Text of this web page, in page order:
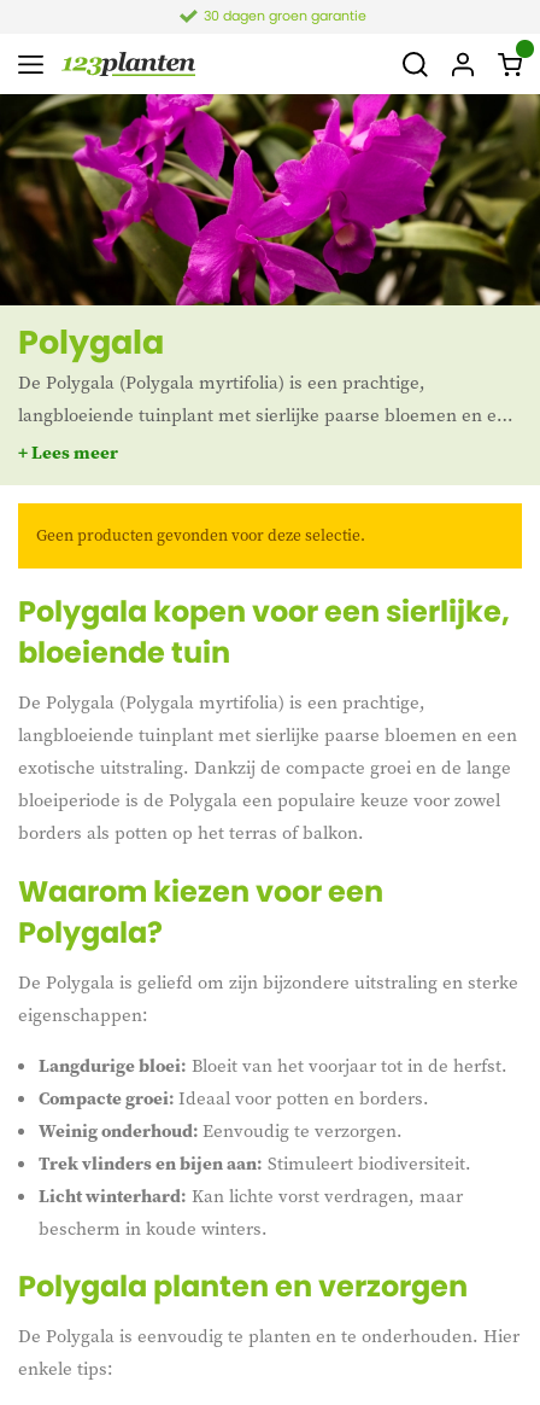
30 dagen groen garantie
Polygala
De Polygala (Polygala myrtifolia) is een prachtige,
langbloeiende tuinplant met sierlijke paarse bloemen en een
exotische uitstraling. Dankzij de compacte groei en de lange
bloeiperiode is de Polygala een populaire keuze voor zowel
+ Lees meer
Geen producten gevonden voor deze selectie.
Polygala kopen voor een sierlijke,
bloeiende tuin
De Polygala (Polygala myrtifolia) is een prachtige,
langbloeiende tuinplant met sierlijke paarse bloemen en een
exotische uitstraling. Dankzij de compacte groei en de lange
bloeiperiode is de Polygala een populaire keuze voor zowel
borders als potten op het terras of balkon.
Waarom kiezen voor een
Polygala?
De Polygala is geliefd om zijn bijzondere uitstraling en sterke
eigenschappen:
Langdurige bloei: Bloeit van het voorjaar tot in de herfst.
Compacte groei:Ideaal voor potten en borders.
Weinig onderhoud:Eenvoudig te verzorgen.
Trek vlinders en bijen aan: Stimuleert biodiversiteit.
Licht winterhard: Kan lichte vorst verdragen, maar
bescherm in koude winters.
Polygala planten en verzorgen
De Polygala is eenvoudig te planten en te onderhouden. Hier
enkele tips: